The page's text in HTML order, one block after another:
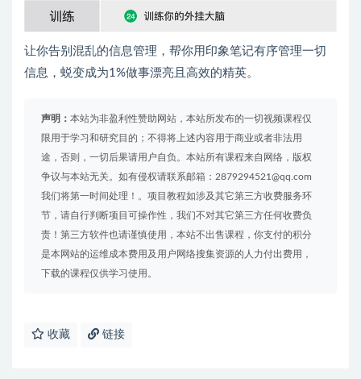
让你告别混乱的信息管理，帮你用印象笔记有序管理一切
信息，蜕变成为1%做事漂亮且高效的精英。
声明： 本站为非盈利性赞助网站，本站所发布的一切视频课程仅
限用于学习和研究目的；不得将上述内容用于商业或者非法用
途，否则，一切后果请用户自负。本站所有课程来自网络，版权
争议与本站无关。如有侵权请联系邮箱：2879294521@qq.com
我们将第一时间处理！。项目教程如涉及其它第三方收费服务环
节，请自行判断项目可操作性，我们不对其它第三方任何收费负
责！第三方软件也请谨慎使用，本站不出售课程，你支付的积分
是本网站的运维成本费用及用户网络搜集资源的人力付出费用，
下载的课程仅供学习使用。
收藏 链接